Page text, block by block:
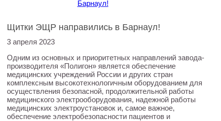
Щитки ЭЩР направились в Барнаул!
3 апреля 2023
Одним из основных и приоритетных направлений завода-
производителя «Полигон» является обеспечение
медицинских учреждений России и других стран
комплексным высокотехнологичным оборудованием для
осуществления безопасной, продолжительной работы
медицинского электрооборудования, надежной работы
медицинских электроустановок и, самое важное,
обеспечение электробезопасности пациентов и